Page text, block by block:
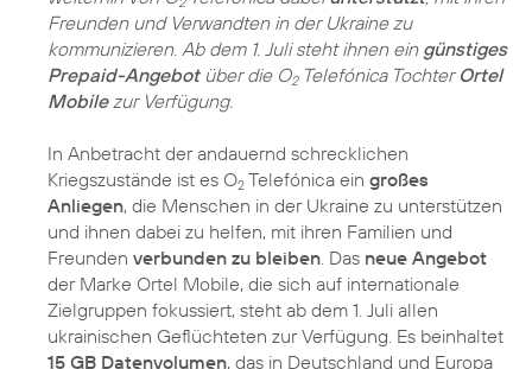
Freunden und Verwandten in der Ukraine zu
kommunizieren. Ab dem 1. Juli steht ihnen ein günstiges
Prepaid-Angebotüber die O2Telefónica Tochter Ortel
Mobilezur Verfügung.
In Anbetracht der andauernd schrecklichen
Kriegszustände ist es O2 Telefónica ein großes
Anliegen, die Menschen in der Ukraine zu unterstützen
und ihnen dabei zu helfen, mit ihren Familien und
Freunden verbunden zu bleiben . Das neue Angebot
der Marke Ortel Mobile, die sich auf internationale
Zielgruppen fokussiert, steht ab dem 1. Juli allen
ukrainischen Geflüchteten zur Verfügung. Es beinhaltet
15 GB Datenvolumen, das in Deutschland und Europa